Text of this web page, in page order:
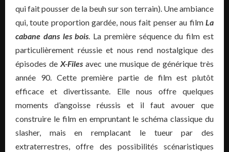
qui fait pousser de la beuh sur son terrain). Une ambiance
qui, toute proportion gardée, nous fait penser au film La
cabane dans les bois. La première séquence du film est
particulièrement réussie et nous rend nostalgique des
épisodes deX-Files avec une musique de générique très
année 90. Cette première partie de film est plutôt
efficace et divertissante. Elle nous offre quelques
moments d’angoisse réussis et il faut avouer que
construire le film en empruntant le schéma classique du
slasher, mais en remplacant le tueur par des
extraterrestres, offre des possibilités scénaristiques